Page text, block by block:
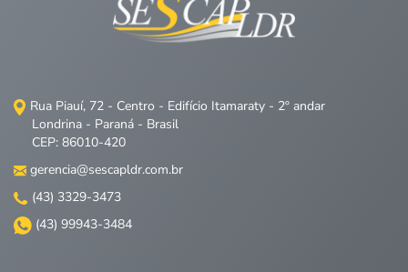
Rua Piauí, 72 - Centro - Edifício Itamaraty - 2º andar
Londrina - Paraná - Brasil
CEP: 86010-420
gerencia@sescapldr.com.br
(43) 3329-3473
(43) 99943-3484